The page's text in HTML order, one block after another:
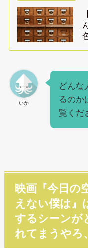
いか
どんな
るのか
覧くだ
映画『今日の
えない僕は』
するシーンが
れてまうやろ